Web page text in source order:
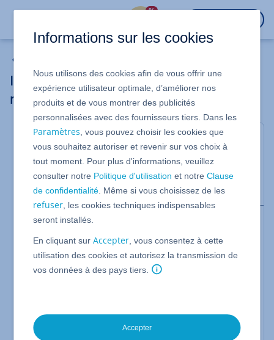
%
Installer et configurer les applications
mobiles Microsoft 365 sur Android
Valable pour Microsoft 365
Dans cet article, nous vous montrons comment
installer et configurer les applications mobiles
Microsoft 365 sur votre terminal Android.
Remarques
Pour savoir comment envoyer et recevoir des
e-mails en utilisant l'application Web
Outlook, veuillez consulter l'article du Centre
Configurer l'application Web
dans l'article du Centre d'Assistance
Informations sur les cookies
Nous utilisons des cookies afin de vous offrir une
expérience utilisateur optimale, d’améliorer nos
produits et de vous montrer des publicités
personnalisées avec des fournisseurs tiers. Dans les
Paramètres , vous pouvez choisir les cookies que
vous souhaitez autoriser et revenir sur vos choix à
tout moment. Pour plus d'informations, veuillez
consulter notre Politique d'utilisation et notreClause
de confidentialité . Même si vous choisissez de les
refuser , les cookies techniques indispensables
seront installés.
En cliquant surAccepter , vous consentez à cette
utilisation des cookies et autorisez la transmission de
vos données à des pays tiers.
Accepter